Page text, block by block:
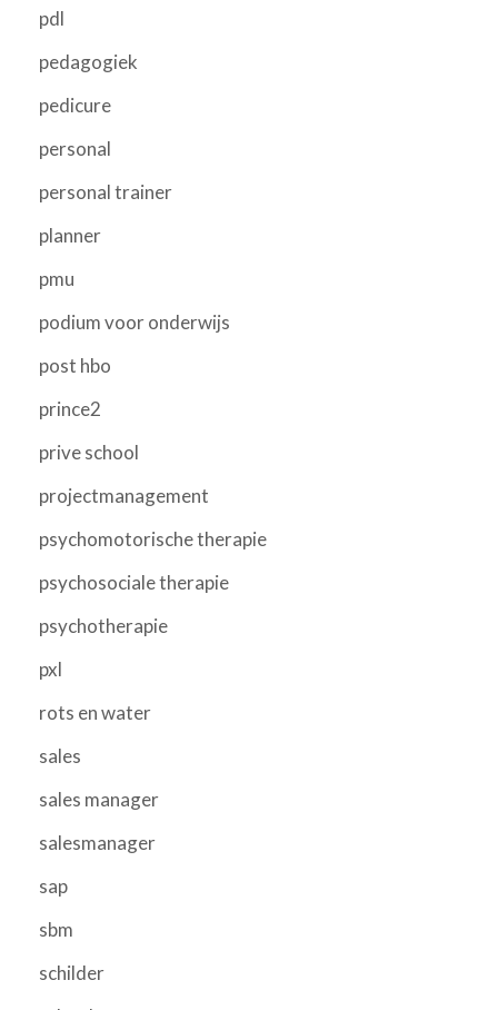
pdl
pedagogiek
pedicure
personal
personal trainer
planner
pmu
podium voor onderwijs
post hbo
prince2
prive school
projectmanagement
psychomotorische therapie
psychosociale therapie
psychotherapie
pxl
rots en water
sales
sales manager
salesmanager
sap
sbm
schilder